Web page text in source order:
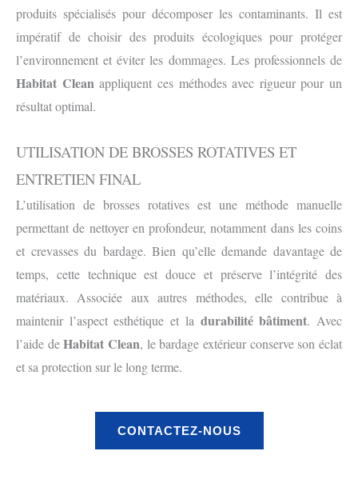
produits spécialisés pour décomposer les contaminants. Il est
impératif de choisir des produits écologiques pour protéger
l’environnement et éviter les dommages. Les professionnels de
Habitat Clean appliquent ces méthodes avec rigueur pour un
résultat optimal.
UTILISATION DE BROSSES ROTATIVES ET
ENTRETIEN FINAL
L’utilisation de brosses rotatives est une méthode manuelle
permettant de nettoyer en profondeur, notamment dans les coins
et crevasses du bardage. Bien qu’elle demande davantage de
temps, cette technique est douce et préserve l’intégrité des
matériaux. Associée aux autres méthodes, elle contribue à
maintenir l’aspect esthétique et la durabilité bâtiment. Avec
l’aide deHabitat Clean, le bardage extérieur conserve son éclat
et sa protection sur le long terme.
CONTACTEZ-NOUS